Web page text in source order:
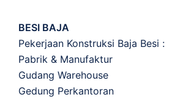
BESI BAJA
Pekerjaan Konstruksi Baja Besi :
Pabrik & Manufaktur
Gudang Warehouse
Gedung Perkantoran